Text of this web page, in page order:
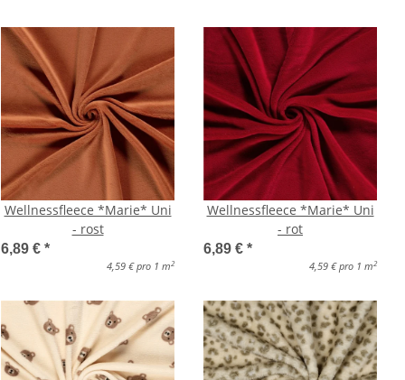
Wellnessfleece *Marie* Uni
- rost
6,89 € *
4,59 € pro 1 m2
Wellnessfleece *Marie* Uni
- rot
6,89 € *
4,59 € pro 1 m2